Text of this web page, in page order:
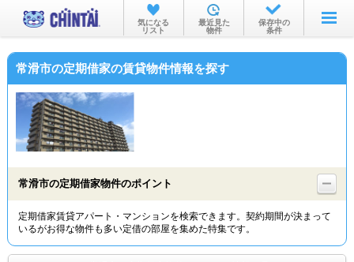
お部屋を探す
沿線・駅から
物件特集から
TOP
気になる
リスト
最近見た
物件
保存中の
条件
常滑市の定期借家の賃貸物件情報を探す
常滑市の定期借家物件のポイント
定期借家賃貸アパート・マンションを検索できます。契約期間が決まって
いるがお得な物件も多い定借の部屋を集めた特集です。